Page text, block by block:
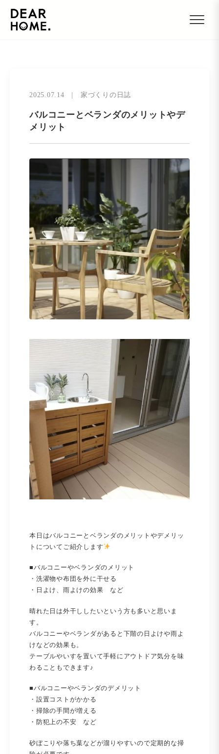
2025.07.14 家づくりの日誌
バルコニーとベランダのメリットやデ
メリット
本日はバルコニーとベランダのメリットやデメリッ
トについてご紹介します
■バルコニーやベランダのメリット
・洗濯物や布団を外に干せる
・日よけ、雨よけの効果 など
晴れた日は外干ししたいという方も多いと思いま
す。
バルコニーやベランダがあると下階の日よけや雨よ
けなどの効果も。
テーブルやいすを置いて手軽にアウトドア気分を味
わることもできます♪
■バルコニーやベランダのデメリット
・設置コストがかかる
・掃除の手間が増える
・防犯上の不安 など
砂ぼこりや落ち葉などが溜りやすいので定期的な掃